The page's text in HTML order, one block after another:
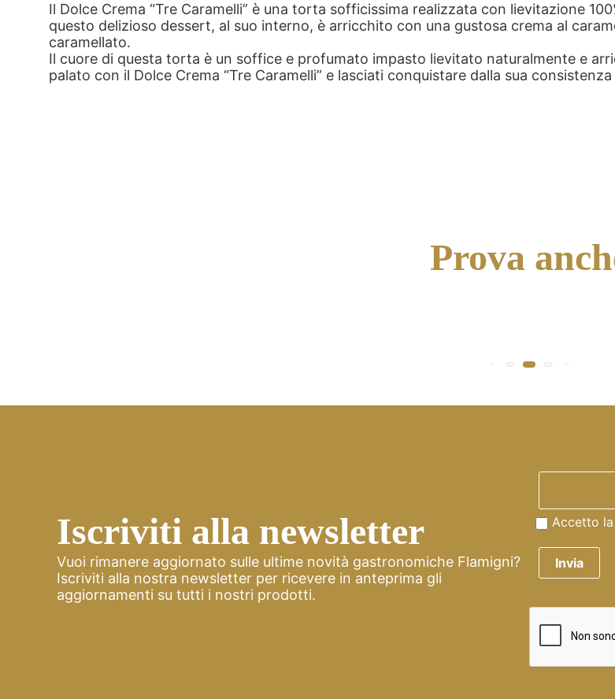
Il Dolce Crema “Tre Caramelli” è una torta sofficissima realizzata con lievitazione
questo delizioso dessert, al suo interno, è arricchito con una gustosa crema al
caramellato.
Il cuore di questa torta è un soffice e profumato impasto lievitato naturalmente e
palato con il Dolce Crema “Tre Caramelli” e lasciati conquistare dalla sua
Prova
Iscriviti alla newsletter
Vuoi rimanere aggiornato sulle ultime novità gastronomiche Flamigni?
Iscriviti alla nostra newsletter per ricevere in anteprima gli
aggiornamenti su tutti i nostri prodotti.
Accetto la
Invia